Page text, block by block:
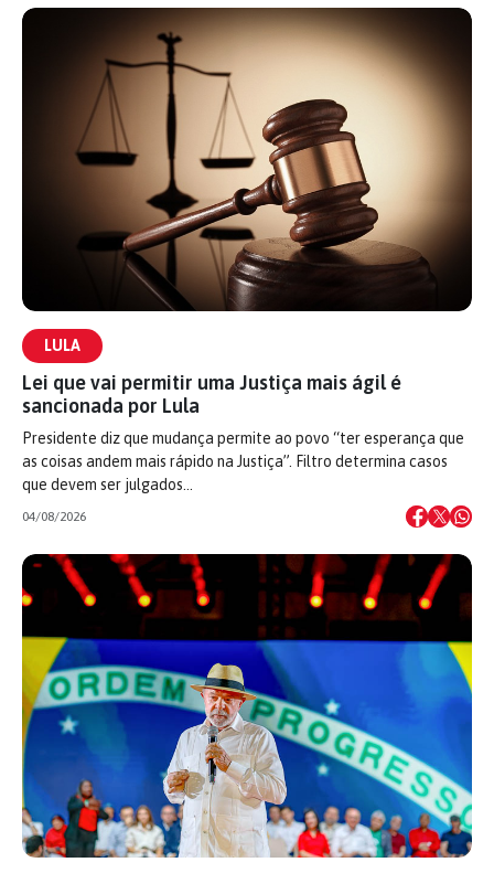
LULA
Lei que vai permitir uma Justiça mais ágil é
sancionada por Lula
Presidente diz que mudança permite ao povo “ter esperança que
as coisas andem mais rápido na Justiça”. Filtro determina casos
que devem ser julgados…
04/08/2026